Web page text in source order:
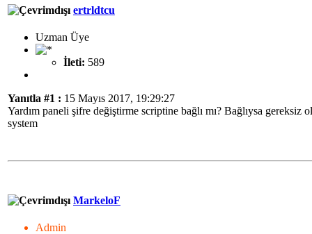
ertrldtcu
Uzman Üye
İleti: 589
Yanıtla #1 : 15 Mayıs 2017, 19:29:27
Yardım paneli şifre değiştirme scriptine bağlı mı? Bağlıysa gereksiz
system
MarkeloF
Admin